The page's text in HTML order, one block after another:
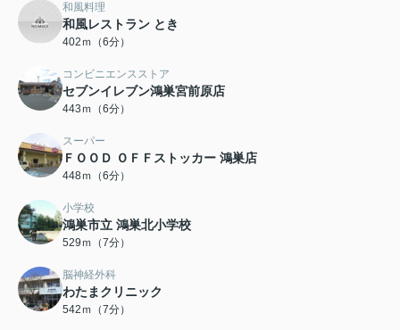
和風料理
和風レストラン とき
402ｍ（6分）
コンビニエンスストア
セブンイレブン鴻巣宮前原店
443ｍ（6分）
スーパー
ＦＯＯＤ ＯＦＦストッカー 鴻巣店
448ｍ（6分）
小学校
鴻巣市立 鴻巣北小学校
529ｍ（7分）
脳神経外科
わたまクリニック
542ｍ（7分）